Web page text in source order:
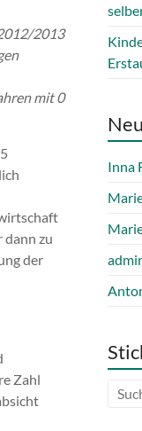
2013
mit 0
dann zu
der
Zahl
Inna